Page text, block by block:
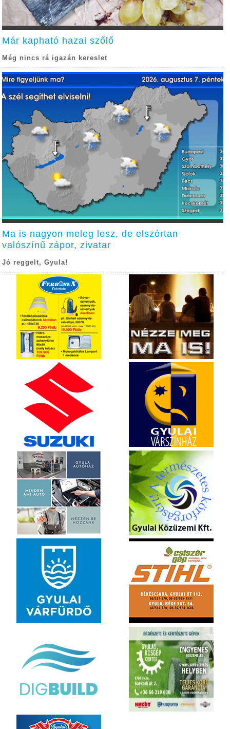
Már kapható hazai szőlő
Még nincs rá igazán kereslet
Ma is nagyon meleg lesz, de elszórtan
valószínű zápor, zivatar
Jó reggelt, Gyula!